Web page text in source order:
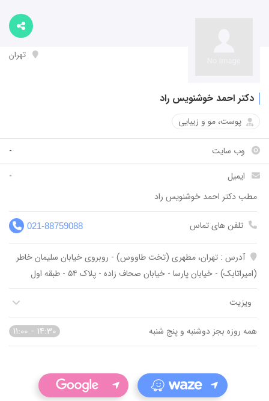
دکتر احمد خوشنویس راد
پوست، مو و زیبایی
تهران
وب سایت
-
ایمیل
-
مطب دکتر احمد خوشنویس راد
تلفن های تماس 021-88759088
آدرس : تهران، مطهری (تخت طاووس) - روبروی خیابان سلیمان خاطر
(امیراتابک) - خیابان پارسا - خیابان صحاف زاده - پلاک ۵۴ - طبقه اول
ویزیت
همه روزه بجز دوشنبه و پنج شنبه 11:00 - 14:30